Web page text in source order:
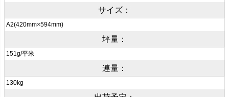
サイズ：
A2(420mm×594mm)
坪量：
151g/平米
連量：
130kg